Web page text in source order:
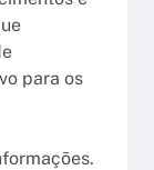
para os